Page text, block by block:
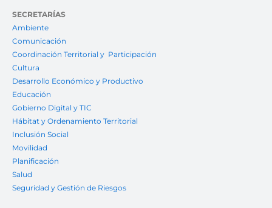
SECRETARÍAS
Ambiente
Comunicación
Coordinación Territorial y Participación
Cultura
Desarrollo Económico y Productivo
Educación
Gobierno Digital y TIC
Hábitat y Ordenamiento Territorial
Inclusión Social
Movilidad
Planificación
Salud
Seguridad y Gestión de Riesgos